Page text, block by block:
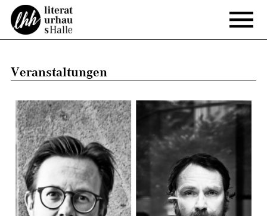
Veranstaltungen